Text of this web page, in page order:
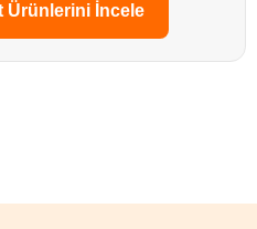
Ürünlerini İncele